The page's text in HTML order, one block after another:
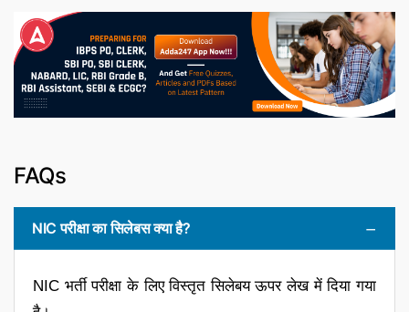
FAQs
NIC परीक्षा का सिलेबस क्या है?
NIC भर्ती परीक्षा के लिए विस्तृत सिलेबय ऊपर लेख में दिया गया